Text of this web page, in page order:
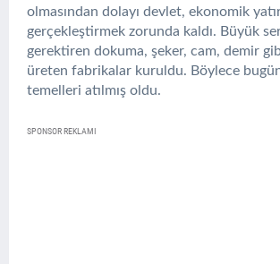
olmasından dolayı devlet, ekonomik
gerçekleştirmek zorunda kaldı. Büyük
gerektiren dokuma, şeker, cam, demir
üreten fabrikalar kuruldu. Böylece
temelleri atılmış oldu.
SPONSOR REKLAMI